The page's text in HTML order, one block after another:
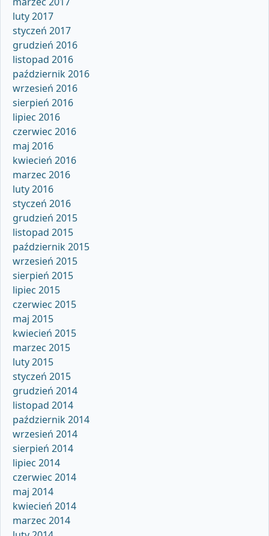
luty 2017
styczeń 2017
grudzień 2016
listopad 2016
październik 2016
wrzesień 2016
sierpień 2016
lipiec 2016
czerwiec 2016
maj 2016
kwiecień 2016
marzec 2016
luty 2016
styczeń 2016
grudzień 2015
listopad 2015
październik 2015
wrzesień 2015
sierpień 2015
lipiec 2015
czerwiec 2015
maj 2015
kwiecień 2015
marzec 2015
luty 2015
styczeń 2015
grudzień 2014
listopad 2014
październik 2014
wrzesień 2014
sierpień 2014
lipiec 2014
czerwiec 2014
maj 2014
kwiecień 2014
marzec 2014